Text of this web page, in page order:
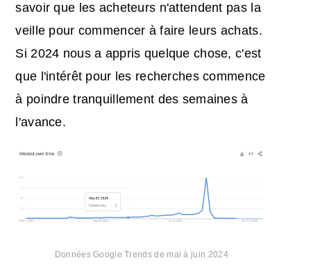
savoir que les acheteurs n'attendent pas la
veille pour commencer à faire leurs achats.
Si 2024 nous a appris quelque chose, c'est
que l'intérêt pour les recherches commence
à poindre tranquillement des semaines à
l'avance.
DonnéesGoogle Trendsde mai à juin 2024